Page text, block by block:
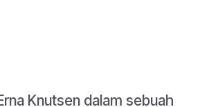
Knutsen dalam sebuah